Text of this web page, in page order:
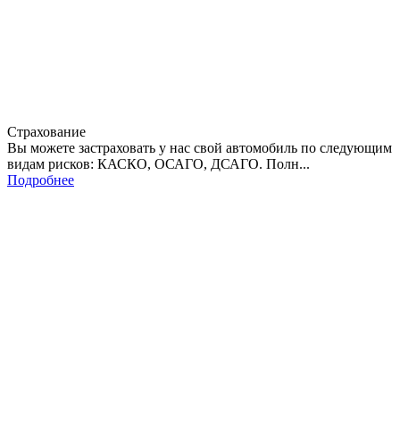
Страхование
Вы можете застраховать у нас свой автомобиль по следующим
видам рисков: КАСКО, ОСАГО, ДСАГО. Полн...
Подробнее